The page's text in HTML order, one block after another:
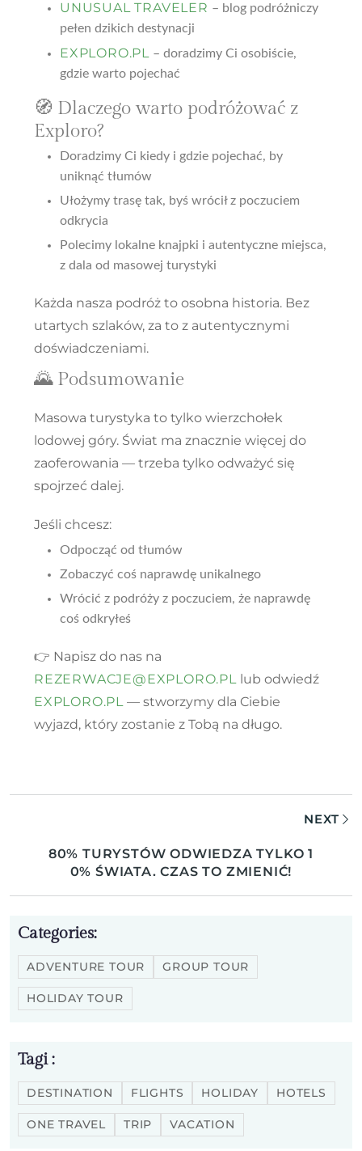
UNUSUAL TRAVELER – blog podróżniczy
pełen dzikich destynacji
EXPLORO.PL – doradzimy Ci osobiście,
gdzie warto pojechać
🧭 Dlaczego warto podróżować z
Exploro?
Doradzimy Ci kiedy i gdzie pojechać, by
uniknąć tłumów
Ułożymy trasę tak, byś wrócił z poczuciem
odkrycia
Polecimy lokalne knajpki i autentyczne miejsca,
z dala od masowej turystyki
Każda nasza podróż to osobna historia. Bez
utartych szlaków, za to z autentycznymi
doświadczeniami.
🌄 Podsumowanie
Masowa turystyka to tylko wierzchołek
lodowej góry. Świat ma znacznie więcej do
zaoferowania — trzeba tylko odważyć się
spojrzeć dalej.
Jeśli chcesz:
Odpocząć od tłumów
Zobaczyć coś naprawdę unikalnego
Wrócić z podróży z poczuciem, że naprawdę
coś odkryłeś
👉 Napisz do nas na
REZERWACJE@EXPLORO.PLlub odwiedź
EXPLORO.PL — stworzymy dla Ciebie
wyjazd, który zostanie z Tobą na długo.
80% TURYSTÓW ODWIEDZA TYLKO 1
0% ŚWIATA. CZAS TO ZMIENIĆ!
NEXT
Categories:
ADVENTURE TOUR GROUP TOUR
HOLIDAY TOUR
Tagi :
DESTINATION FLIGHTS HOLIDAY HOTELS
ONE TRAVEL TRIP VACATION